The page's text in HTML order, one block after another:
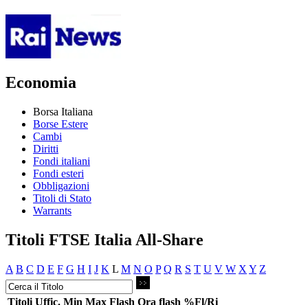
Economia
Borsa Italiana
Borse Estere
Cambi
Diritti
Fondi italiani
Fondi esteri
Obbligazioni
Titoli di Stato
Warrants
Titoli FTSE Italia All-Share
A B C D E F G H I J K L M N O P Q R S T U V W X Y Z
Titoli Uffic. Min Max Flash Ora flash %Fl/Ri